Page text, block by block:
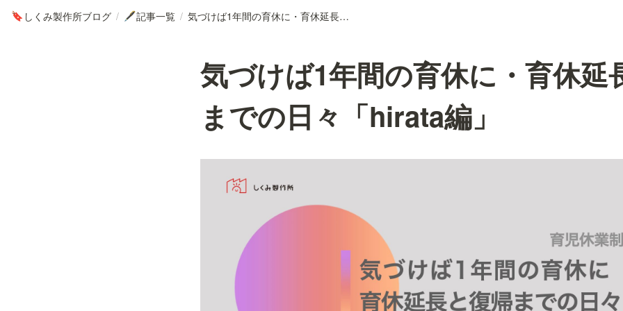
🔖 しくみ製作所ブログ / 🖋記事一覧 / 気づけば1年間の育休に・育休延長と復帰までの日々「hirata編」
気づけば1年間の育休に・育休延
までの日々「hirata編」